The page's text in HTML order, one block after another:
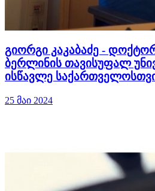
გიორგი კაკაბაძე -
ბერლინის თავისუფალ
ისწავლე
25 მაი 2024